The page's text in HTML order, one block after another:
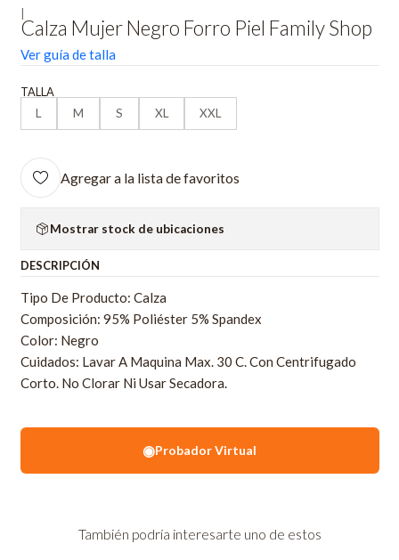
Calza Mujer Negro Forro Piel Family Shop
Ver guía de talla
TALLA
L
M S XL XXL
Agregar a la lista de favoritos
Mostrar stock de ubicaciones
DESCRIPCIÓN
Tipo De Producto: Calza
Composición: 95% Poliéster 5% Spandex
Color: Negro
Cuidados: Lavar A Maquina Max. 30 C. Con Centrifugado
Corto. No Clorar Ni Usar Secadora.
◉Probador Virtual
También podría interesarte uno de estos